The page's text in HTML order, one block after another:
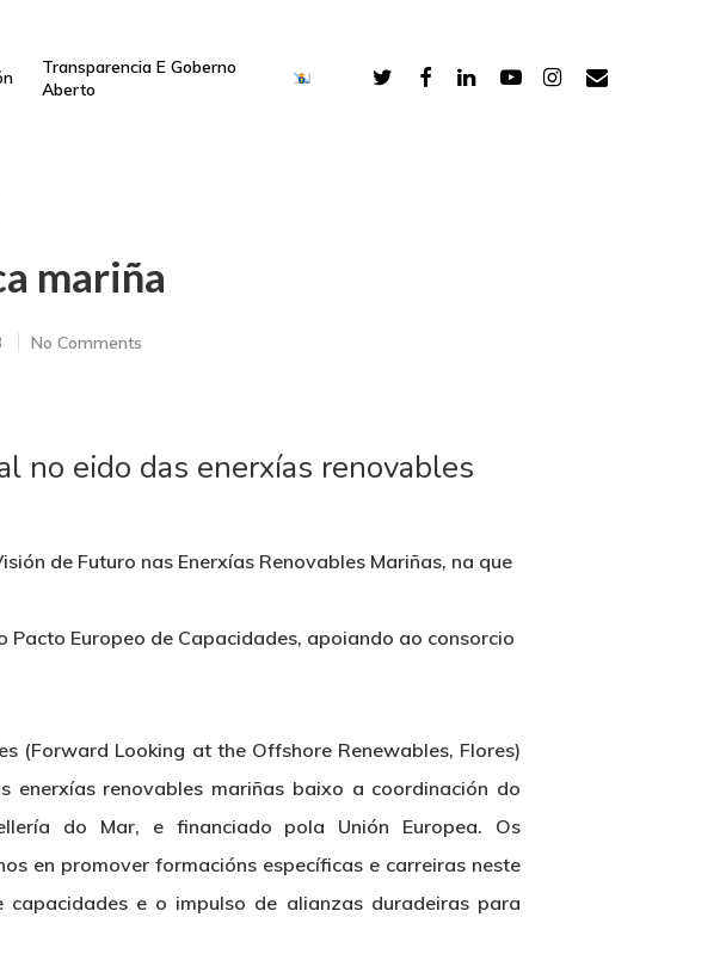
Transparencia E Goberno
Aberto
mariña
No Comments
no eido das enerxías renovables
de Futuro nas Enerxías Renovables Mariñas, na que
Europeo de Capacidades, apoiando ao consorcio
(Forward Looking at the Offshore Renewables, Flores)
renovables mariñas baixo a coordinación do
do Mar, e financiado pola Unión Europea. Os
en promover formacións específicas e carreiras neste
e o impulso de alianzas duradeiras para